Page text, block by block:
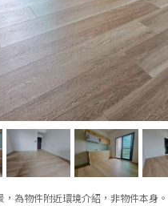
為物件附近環境介紹，非物件本身。